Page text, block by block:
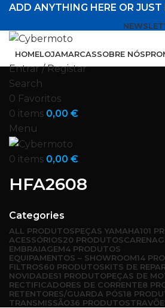
ADD ANYTHING HERE OR
HOMELOJAMARCASSOBRE NÓS
Entrar / Registar
Search
0 Favoritos
0 items 0,00 €
Menu
0 items 0,00 €
HFA2608
Categories
ALL PRODUTOSPEÇAS YAMAHA101
ACESSÓRIOS20 PRODUTOS
EMBRAIAGEM4 PRODUTOS
EQUIPAMENTOS – SHOWROOM14
FILTROS60 PRODUTOSKITS DE
NOVIDADES1 PRODUTOPEÇAS DE
RECTIFICADORES DE CORRENTE8
RETENTORES/GUARDA PÓS18
TRANSMISSÃO36 PRODUTOS